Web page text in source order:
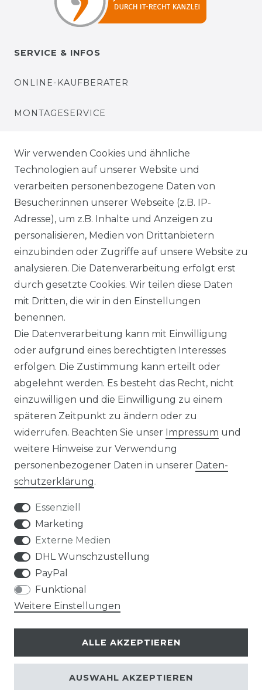
SERVICE & INFOS
ONLINE-KAUFBERATER
MONTAGESERVICE
BEZAHLUNG
KLIMA- UND UMWELTSCHUTZ
LEXIKON
UNTERNEHMEN
ÜBER UNS
HERSTELLER
REFERENZEN
VERTRAG WIDERRUFEN
Klimaprofis GmbH & Co. KG
Design & supervision by MILLER
© Copyright 2026 | Alle Rechte vorbehalten.
Wir verwenden Cookies und ähnliche
Technologien auf unserer Website und
verarbeiten personenbezogene Daten von
Besucher:innen unserer Webseite (z.B. IP-
Adresse), um z.B. Inhalte und Anzeigen zu
personalisieren, Medien von Drittanbietern
einzubinden oder Zugriffe auf unsere Website zu
analysieren. Die Datenverarbeitung erfolgt erst
durch gesetzte Cookies. Wir teilen diese Daten
mit Dritten, die wir in den Einstellungen
benennen.
Die Datenverarbeitung kann mit Einwilligung
oder aufgrund eines berechtigten Interesses
erfolgen. Die Zustimmung kann erteilt oder
abgelehnt werden. Es besteht das Recht, nicht
einzuwilligen und die Einwilligung zu einem
späteren Zeitpunkt zu ändern oder zu
widerrufen. Beachten Sie unser Impressum und
weitere Hinweise zur Verwendung
personenbezogener Daten in unserer Daten­
schutz­erklärung.
Essenziell
Marketing
Externe Medien
DHL Wunschzustellung
PayPal
Funktional
Weitere Einstellungen
ALLE AKZEPTIEREN
AUSWAHL AKZEPTIEREN